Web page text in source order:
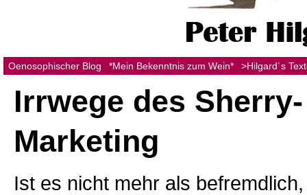
Oenosophischer Blog *Mein Bekenntnis zum Wein* >Hilgard´s
Irrwege des Sherry-
Marketing
Ist es nicht mehr als